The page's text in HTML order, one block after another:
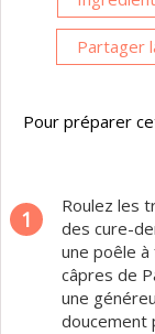
Partager
Pour préparer
1
Roulez les
des cure-
une poêle
câpres de
une
doucement